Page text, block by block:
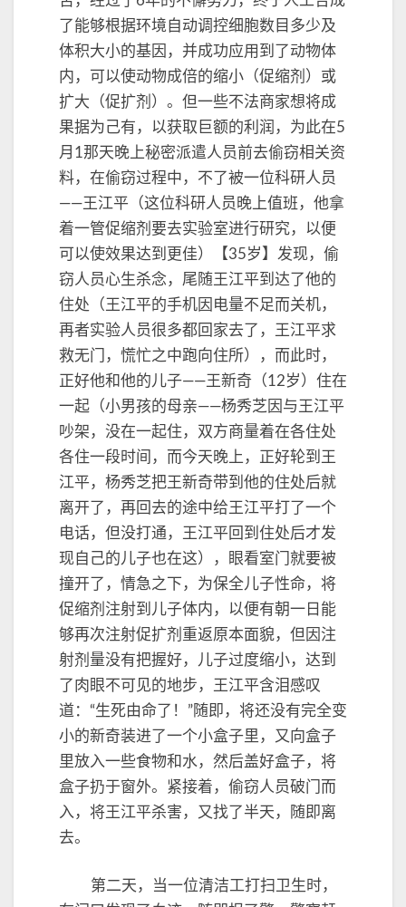
了能够根据环境自动调控细胞数目多少及
体积大小的基因，并成功应用到了动物体
内，可以使动物成倍的缩小（促缩剂）或
扩大（促扩剂）。但一些不法商家想将成
果据为己有，以获取巨额的利润，为此在5
月1那天晚上秘密派遣人员前去偷窃相关资
料，在偷窃过程中，不了被一位科研人员
——王江平（这位科研人员晚上值班，他拿
着一管促缩剂要去实验室进行研究，以便
可以使效果达到更佳）【35岁】发现，偷
窃人员心生杀念，尾随王江平到达了他的
住处（王江平的手机因电量不足而关机，
再者实验人员很多都回家去了，王江平求
救无门，慌忙之中跑向住所），而此时，
正好他和他的儿子——王新奇（12岁）住在
一起（小男孩的母亲——杨秀芝因与王江平
吵架，没在一起住，双方商量着在各住处
各住一段时间，而今天晚上，正好轮到王
江平，杨秀芝把王新奇带到他的住处后就
离开了，再回去的途中给王江平打了一个
电话，但没打通，王江平回到住处后才发
现自己的儿子也在这），眼看室门就要被
撞开了，情急之下，为保全儿子性命，将
促缩剂注射到儿子体内，以便有朝一日能
够再次注射促扩剂重返原本面貌，但因注
射剂量没有把握好，儿子过度缩小，达到
了肉眼不可见的地步，王江平含泪感叹
道：“生死由命了！”随即，将还没有完全变
小的新奇装进了一个小盒子里，又向盒子
里放入一些食物和水，然后盖好盒子，将
盒子扔于窗外。紧接着，偷窃人员破门而
入，将王江平杀害，又找了半天，随即离
去。
第二天，当一位清洁工打扫卫生时，